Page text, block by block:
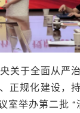
关于全面从严
正规化建设，
室举办第二批